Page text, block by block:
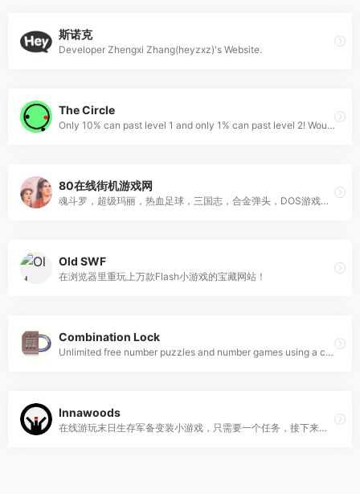
斯诺克
Developer Zhengxi Zhang(heyzxz)'s Website.
The Circle
Only 10% can past level 1 and only 1% can past level 2! Would you accept a challenge?
80在线街机游戏网
魂斗罗，超级玛丽，热血足球，三国志，合金弹头，DOS游戏， 三国战纪，西游释厄传，拳皇，马里奥
Old SWF
在浏览器里重玩上万款Flash小游戏的宝藏网站！
Combination Lock
Unlimited free number puzzles and number games using a combination lock.Test your math and logic skills by solving the clues to open the combination lock. Includes world Hi Score charts. Free number puzzles have never been so much fun.
Innawoods
在线游玩末日生存军备变装小游戏，只需要一个任务，接下来就是安逸的搭配属于你的装备了！